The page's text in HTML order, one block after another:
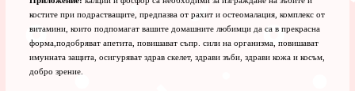
костите при подрастващите, предпазва от рахит и остеомалация, комплекс от
витамини, които подпомагат вашите домашните любимци да са в прекрасна
форма,подобряват апетита, повишават съпр. сили на организма, повишават
имунната защита, осигуряват здрав скелет, здрави зъби, здрави кожа и косъм,
добро зрение.